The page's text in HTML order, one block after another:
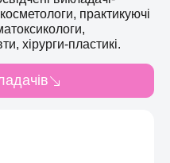
практикуючі
хірурги-пластикі.